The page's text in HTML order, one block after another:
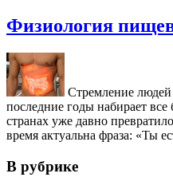
Физиология
Стремление людей
последние годы набирает
странах уже давно
время актуальна фраза: «Ты
В рубрике